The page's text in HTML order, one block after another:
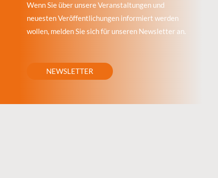
Wenn Sie über unsere Veranstaltungen und
neuesten Veröffentlichungen informiert werden
wollen, melden Sie sich für unseren Newsletter an.
NEWSLETTER